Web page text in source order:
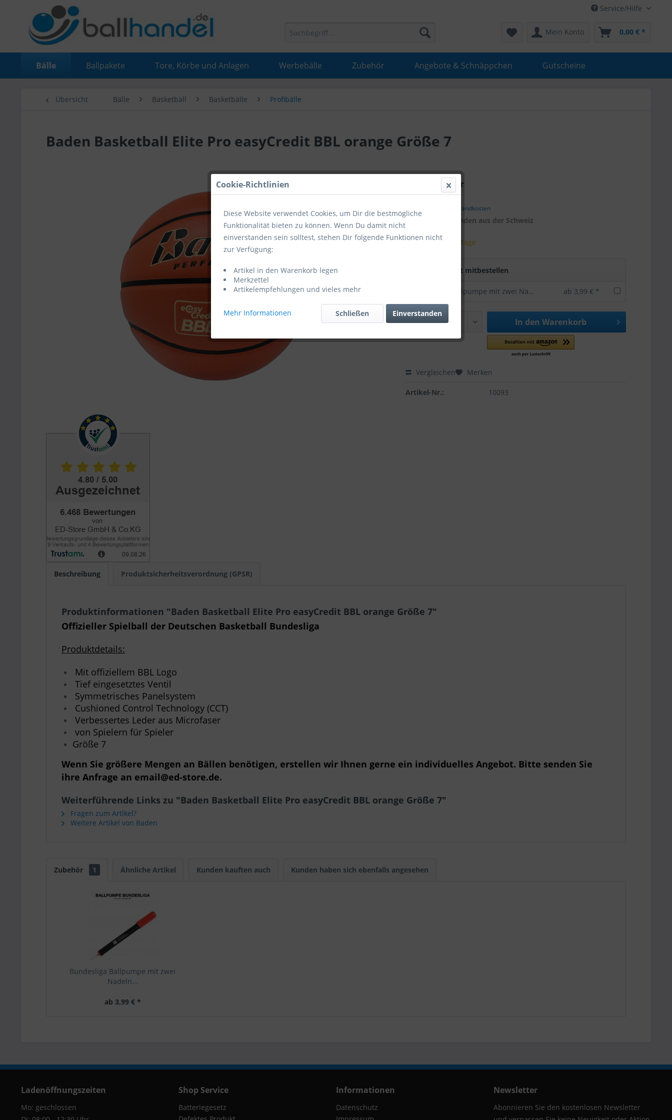
Service/Hilfe
Mein Konto 0,00 € *
Bälle Ballpakete Tore, Körbe und Anlagen Werbebälle Zubehör Angebote & Schnäppchen Gutscheine
Übersicht Bälle Basketball Basketbälle Profibälle
Baden Basketball Elite Pro easyCredit BBL orange Größe 7
62,99 € *
inkl. Versandkosten
Kunden aus der Schweiz
Lieferzeit 3-5 Tage
Zubehör direkt mitbestellen
Bundesliga Ballpumpe mit zwei Nadeln -offizielles Lizenzprodukt ab 3,99 € *
In den Warenkorb
Vergleichen Merken
Artikel-Nr.: 10093
Beschreibung Produktsicherheitsverordnung (GPSR)
Produktinformationen "Baden Basketball Elite Pro easyCredit BBL orange Größe 7"
Offizieller Spielball der Deutschen Basketball Bundesliga
Produktdetails:
Mit offiziellem BBL Logo
Tief eingesetztes Ventil
Symmetrisches Panelsystem
Cushioned Control Technology (CCT)
Verbessertes Leder aus Microfaser
von Spielern für Spieler
Größe 7
Wenn Sie größere Mengen an Bällen benötigen, erstellen wir Ihnen gerne ein individuelles Angebot. Bitte senden Sie
ihre Anfrage an email@ed-store.de.
Weiterführende Links zu "Baden Basketball Elite Pro easyCredit BBL orange Größe 7"
Fragen zum Artikel?
Weitere Artikel von Baden
Zubehör 1 Ähnliche Artikel Kunden kauften auch Kunden haben sich ebenfalls angesehen
Bundesliga Ballpumpe mit zwei
Nadeln...
ab 3,99 € *
Ladenöffnungszeiten
Mo: geschlossen
Shop Service
Batteriegesetz
Informationen
Datenschutz
Newsletter
Abonnieren Sie den kostenlosen Newsletter
Cookie-Richtlinien
Diese Website verwendet Cookies, um Dir die bestmögliche
Funktionalität bieten zu können. Wenn Du damit nicht
einverstanden sein solltest, stehen Dir folgende Funktionen nicht
zur Verfügung:
Artikel in den Warenkorb legen
Merkzettel
Artikelempfehlungen und vieles mehr
Mehr Informationen Einverstanden
Schließen